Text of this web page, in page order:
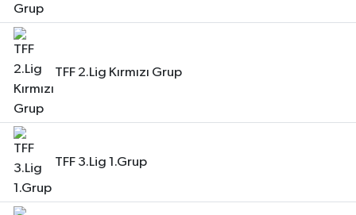
TFF 2.Lig Kırmızı Grup
TFF 3.Lig 1.Grup